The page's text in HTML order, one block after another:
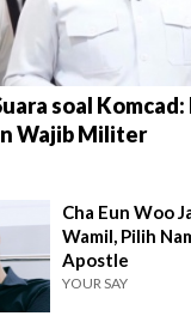
soal
Wajib Militer
Cha Eun Woo
Wamil, Pilih
Apostle
YOUR SAY